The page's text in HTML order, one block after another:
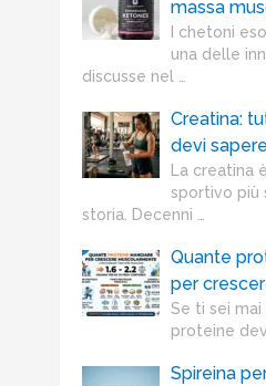
massa
I chetoni
una delle
discusse nel …
Creatina:
devi
La creatina
sportivo più
storia. Decenni …
Quante
per
Se ti sei
proteine
Spireina